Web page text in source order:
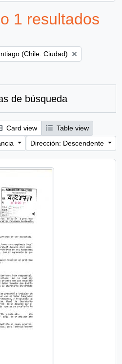
1 resultados
filter:
(Chile: Ciudad)
de búsqueda
Card view
Table view
Dirección: Descendente